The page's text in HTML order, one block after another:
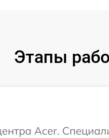
Этапы
Acer.